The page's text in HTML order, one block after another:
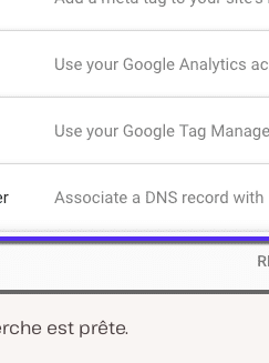
est prête.